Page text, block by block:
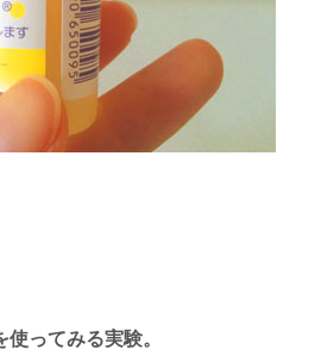
使ってみる実験。